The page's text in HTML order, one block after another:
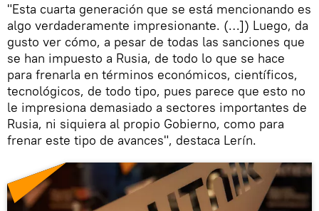
"Esta cuarta generación que se está mencionando es
algo verdaderamente impresionante. (…]) Luego, da
gusto ver cómo, a pesar de todas las sanciones que
se han impuesto a Rusia, de todo lo que se hace
para frenarla en términos económicos, científicos,
tecnológicos, de todo tipo, pues parece que esto no
le impresiona demasiado a sectores importantes de
Rusia, ni siquiera al propio Gobierno, como para
frenar este tipo de avances", destaca Lerín.